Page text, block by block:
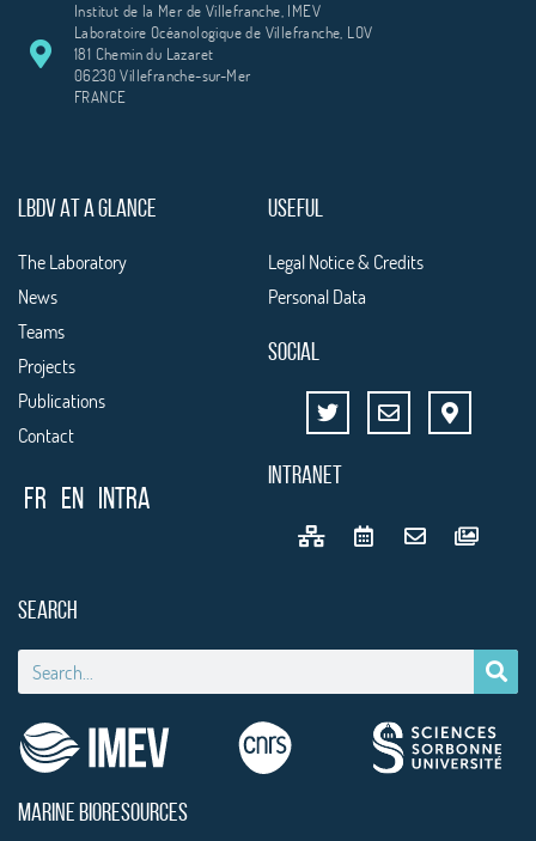
Institut de la Mer de Villefranche, IMEV
Laboratoire Océanologique de Villefranche, LOV
181 Chemin du Lazaret
06230 Villefranche-sur-Mer
FRANCE
LBDV AT A GLANCE
The Laboratory
News
Teams
Projects
Publications
Contact
FR EN Intra
USEFUL
Legal Notice & Credits
Personal Data
SOCIAL
INTRANET
SEARCH
MARINE BIORESOURCES